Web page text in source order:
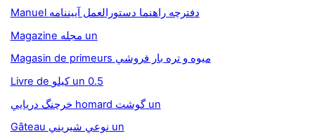
Manuel دفترچه راهنما دستورالعمل آييننامه
Magazine مجله un
Magasin de primeurs ميوه و تره بار فروشي
Livre de كيلو un 0.5
خرچنگ دريايي homard گوشت un
Gâteau نوعي شيريني un